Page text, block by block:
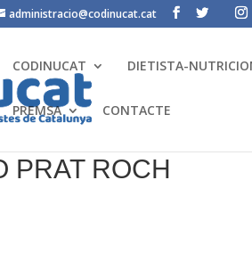
administracio@codinucat.cat
CODINUCAT DIETISTA-
PREMSA CONTACTE
PRAT ROCH